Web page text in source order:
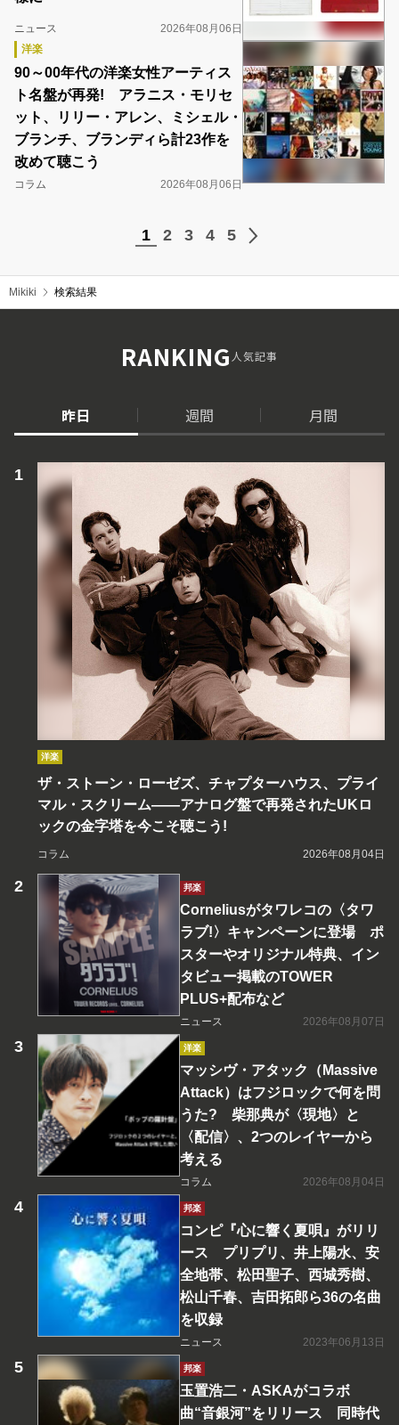
ニュース
2026年08月06日
洋楽
90～00年代の洋楽女性アーティス
ト名盤が再発! アラニス・モリセ
ット、リリー・アレン、ミシェル・
ブランチ、ブランディら計23作を
改めて聴こう
コラム 2026年08月06日
1 2 3 4 5
Mikiki 検索結果
RANKING人気記事
昨日 週間 月間
洋楽
ザ・ストーン・ローゼズ、チャプターハウス、プライ
マル・スクリーム――アナログ盤で再発されたUKロ
ックの金字塔を今こそ聴こう!
コラム 2026年08月04日
邦楽
Corneliusがタワレコの〈タワ
ラブ!〉キャンペーンに登場 ポ
スターやオリジナル特典、イン
タビュー掲載のTOWER
PLUS+配布など
ニュース 2026年08月07日
洋楽
マッシヴ・アタック（Massive
Attack）はフジロックで何を問
うた? 柴那典が〈現地〉と
〈配信〉、2つのレイヤーから
考える
コラム 2026年08月04日
邦楽
コンピ『心に響く夏唄』がリリ
ース プリプリ、井上陽水、安
全地帯、松田聖子、西城秀樹、
松山千春、吉田拓郎ら36の名曲
を収録
ニュース 2023年06月13日
邦楽
玉置浩二・ASKAがコラボ
曲“音銀河”をリリース 同時代